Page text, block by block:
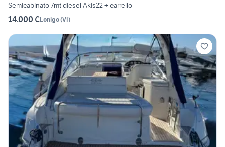
Semicabinato 7mt diesel Akis22 + carrello
14.000 €Lonigo(VI)